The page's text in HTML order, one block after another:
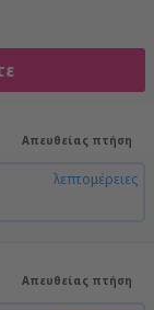
Απευθείας πτήση
λεπτομέρειες
Απευθείας πτήση